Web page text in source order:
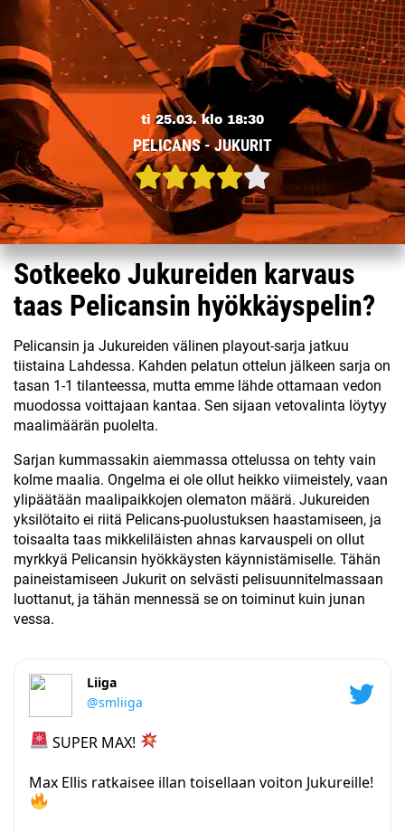
ti 25.03. klo 18:30
PELICANS - JUKURIT
Sotkeeko Jukureiden karvaus
taas Pelicansin hyökkäyspelin?
Pelicansin ja Jukureiden välinen playout-sarja jatkuu
tiistaina Lahdessa. Kahden pelatun ottelun jälkeen sarja on
tasan 1-1 tilanteessa, mutta emme lähde ottamaan vedon
muodossa voittajaan kantaa. Sen sijaan vetovalinta löytyy
maalimäärän puolelta.
Sarjan kummassakin aiemmassa ottelussa on tehty vain
kolme maalia. Ongelma ei ole ollut heikko viimeistely, vaan
ylipäätään maalipaikkojen olematon määrä. Jukureiden
yksilötaito ei riitä Pelicans-puolustuksen haastamiseen, ja
toisaalta taas mikkeliläisten ahnas karvauspeli on ollut
myrkkyä Pelicansin hyökkäysten käynnistämiselle. Tähän
paineistamiseen Jukurit on selvästi pelisuunnitelmassaan
luottanut, ja tähän mennessä se on toiminut kuin junan
vessa.
Liiga
@smliiga
SUPER MAX!
Max Ellis ratkaisee illan toisellaan voiton Jukureille!